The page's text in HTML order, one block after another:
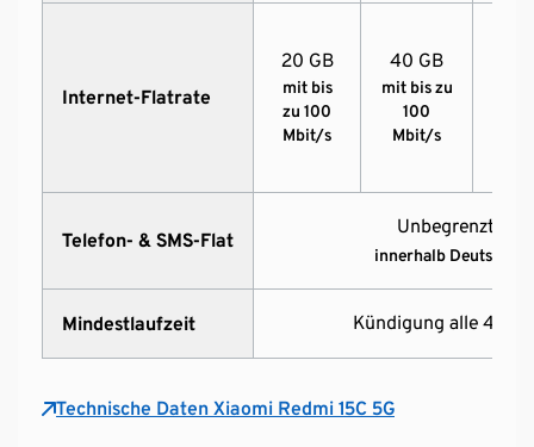
Internet-Flatrate
20 GB
mit bis
zu 100
Mbit/s
40 GB
mit bis zu
100
Mbit/s
Telefon- & SMS-Flat
Unbegrenzt
innerhalb
Mindestlaufzeit Kündigung alle 4
Technische Daten Xiaomi Redmi 15C 5G